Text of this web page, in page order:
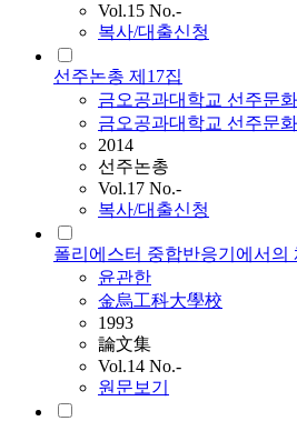
Vol.15 No.-
복사/대출신청
선주논총 제17집
금오공과대학교 선주문
금오공과대학교 선주문
2014
선주논총
Vol.17 No.-
복사/대출신청
폴리에스터 중합반응기에서의
윤관한
金烏工科大學校
1993
論文集
Vol.14 No.-
원문보기